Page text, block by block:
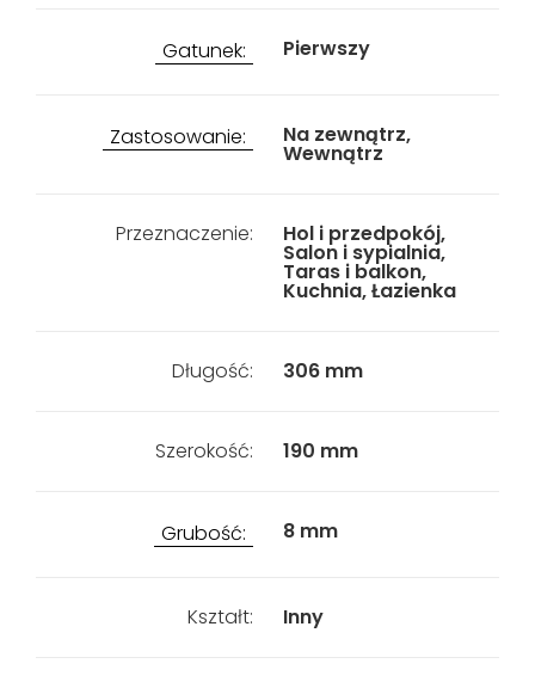
Gatunek: Pierwszy
Zastosowanie: Na zewnątrz,
Wewnątrz
Przeznaczenie: Hol i przedpokój,
Salon i sypialnia,
Taras i balkon,
Kuchnia, Łazienka
Długość: 306 mm
Szerokość: 190 mm
Grubość: 8 mm
Kształt: Inny